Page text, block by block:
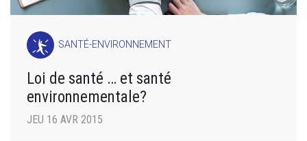
SANTÉ-ENVIRONNEMENT
Loi de santé … et santé
environnementale?
JEU 16 AVR 2015